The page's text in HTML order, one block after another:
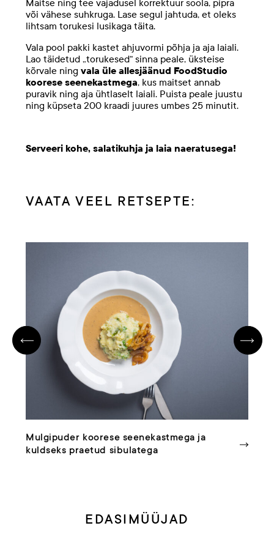
Maitse ning tee vajadusel korrektuur soola, pipra
või vähese suhkruga. Lase segul jahtuda, et oleks
lihtsam torukesi lusikaga täita.
Vala pool pakki kastet ahjuvormi põhja ja aja laiali.
Lao täidetud „torukesed“ sinna peale, üksteise
kõrvale ning vala üle allesjäänud FoodStudio
koorese seenekastmega, kus maitset annab
puravik ning aja ühtlaselt laiali. Puista peale juustu
ning küpseta 200 kraadi juures umbes 25 minutit.
Serveeri kohe, salatikuhja ja laia naeratusega!
VAATA VEEL RETSEPTE:
Mulgipuder koorese seenekastmega ja
kuldseks praetud sibulatega
EDASIMÜÜJAD